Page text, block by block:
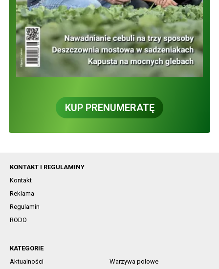
KUP PRENUMERATĘ
KONTAKT I REGULAMINY
Kontakt
Reklama
Regulamin
RODO
KATEGORIE
Aktualności
Warzywa polowe